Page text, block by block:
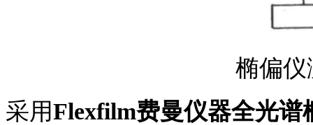
椭偏仪
采用Flexfilm费曼仪器全光谱